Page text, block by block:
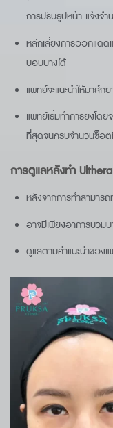
การปรับรูปหน้า แจ้งจำ
หลีกเลี่ยงการออกแดด
บอบบางได้
แพทย์จะแนะนำให้มาส์
แพทย์เริ่มทำการยิงโดย
ที่สุดจนครบจำนวนช็อต
การดูแลหลังทำ
หลังจากการทำสามาร
อาจมีเพียงอาการบวม
ดูแลตามคำแนะนำของ